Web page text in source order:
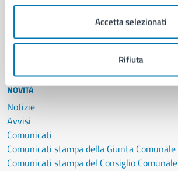
Accetta selezionati
Rifiuta
Imprese e commercio
Salute, benessere e assistenza
Servizi Cimiteriali
Vita lavorativa
NOVITÀ
Notizie
Avvisi
Comunicati
Comunicati stampa della Giunta Comunale
Comunicati stampa del Consiglio Comunale